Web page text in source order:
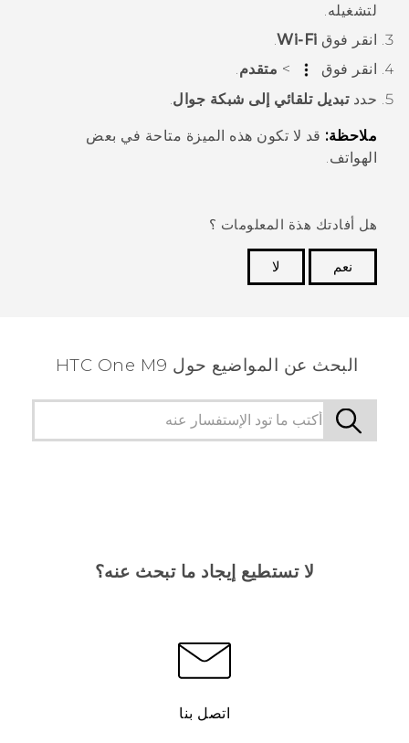
لتشغيله.
انقر فوق Wi-Fi
انقر فوق
> متقدم
حددتبديل تلقائي إلى شبكة جوال.
ملاحظة: قد لا تكون هذه الميزة متاحة في بعض
الهواتف.
هل أفادتك هذة المعلومات ؟
نعم
لا
البحث عن المواضيع حول HTC One M9
لا تستطيع إيجاد ما تبحث عنه؟
اتصل بنا